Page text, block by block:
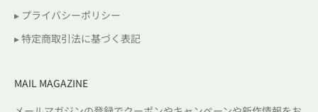
▸ プライバシーポリシー
▸ 特定商取引法に基づく表記
MAIL MAGAZINE